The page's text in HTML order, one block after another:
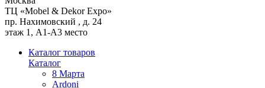
ТЦ «Mobel & Dekor Expo»
пр. Нахимовский , д. 24
этаж 1, А1-А3 место
Каталог товаров
Каталог
8 Марта
Ardoni